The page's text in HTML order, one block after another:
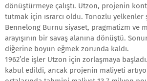
dönüştürmeye çalıştı. Utzon, projenin
tutmak için ısrarcı oldu. Tonozlu
Bennelong Burnu siyaset, pragmatizm ve
arayışının bir savaş alanına dönüştü.
diğerine boyun eğmek zorunda kaldı.
1962’de işler Utzon için zorlaşmaya
kabul edildi, ancak projenin maliyeti